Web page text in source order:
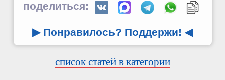
поделиться:
▶ Понравилось? Поддержи! ◀
список статей в категории